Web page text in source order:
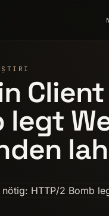
legt